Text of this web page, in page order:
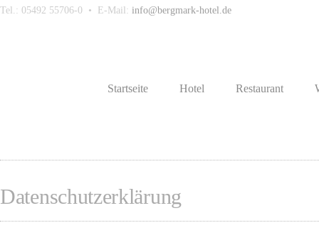
Tel.: 05492 55706-0 • E-Mail: info@bergmark-hotel.de
Startseite Hotel Restaurant
Datenschutzerklärung